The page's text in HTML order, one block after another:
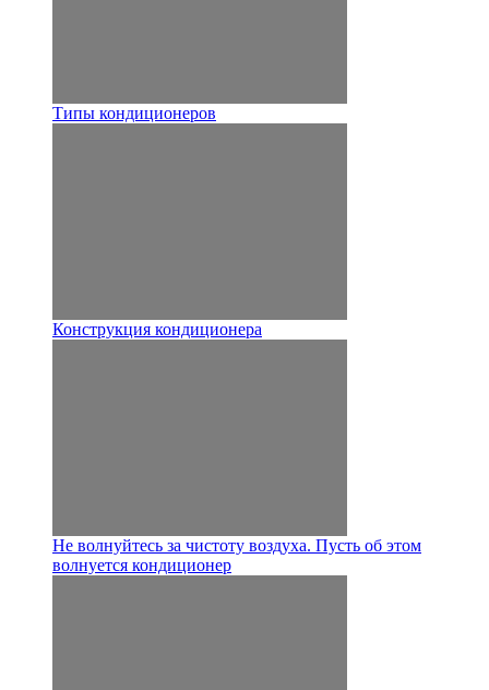
Типы кондиционеров
Конструкция кондиционера
Не волнуйтесь за чистоту воздуха. Пусть об этом
волнуется кондиционер